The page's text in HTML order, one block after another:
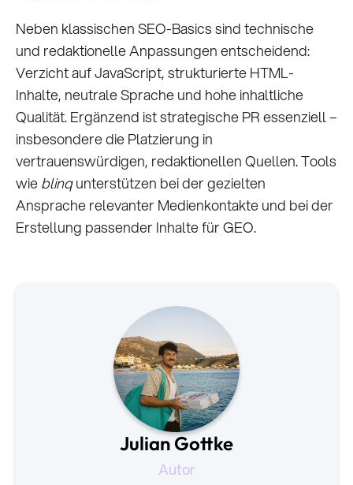
Neben klassischen SEO-Basics sind technische
und redaktionelle Anpassungen entscheidend:
Verzicht auf JavaScript, strukturierte HTML-
Inhalte, neutrale Sprache und hohe inhaltliche
Qualität. Ergänzend ist strategische PR essenziell –
insbesondere die Platzierung in
vertrauenswürdigen, redaktionellen Quellen. Tools
wieblinqunterstützen bei der gezielten
Ansprache relevanter Medienkontakte und bei der
Erstellung passender Inhalte für GEO.
Julian Gottke
Autor